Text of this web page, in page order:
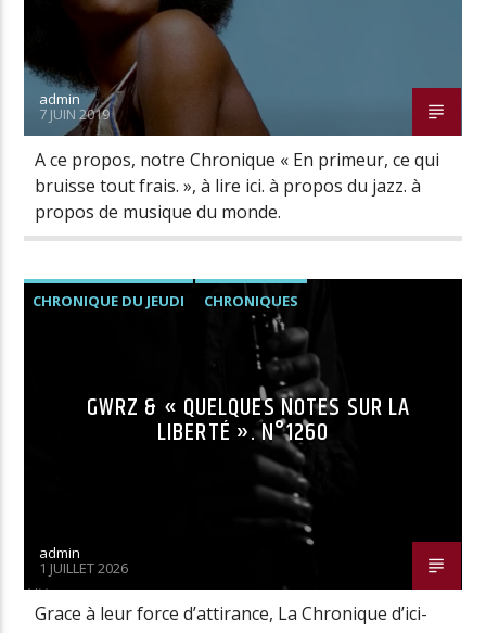
admin
7 JUIN 2019
A ce propos, notre Chronique « En primeur, ce qui
bruisse tout frais. », à lire ici. à propos du jazz. à
propos de musique du monde.
CHRONIQUE DU JEUDI CHRONIQUES
GWRZ & « QUELQUES NOTES SUR LA
LIBERTÉ ». N°1260
admin
1 JUILLET 2026
Grace à leur force d’attirance, La Chronique d’ici-